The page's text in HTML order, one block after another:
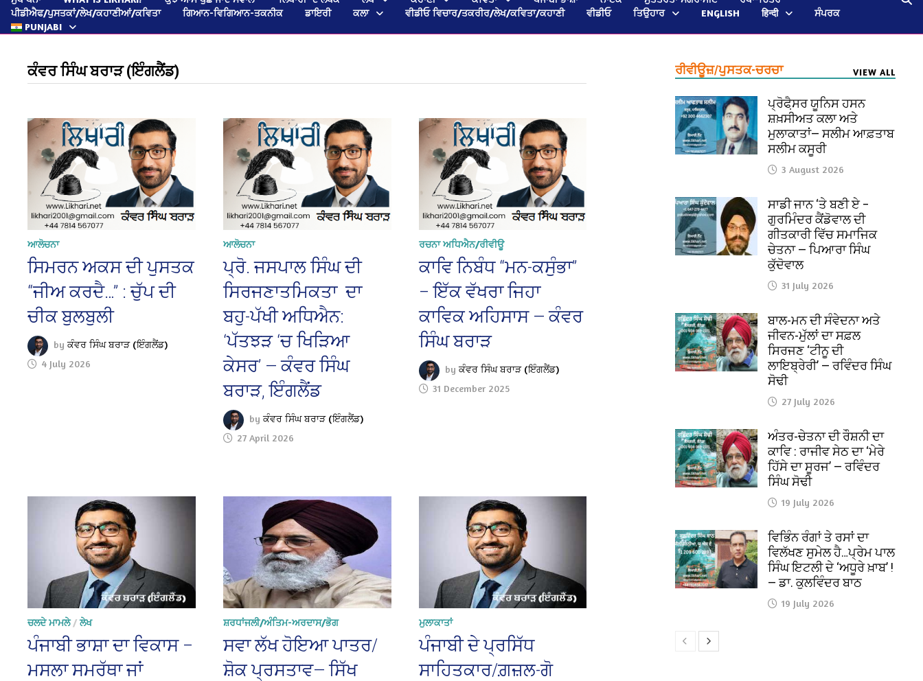
ਪੀਡੀਐਫ/ਪੁਸਤਕਾਂ/ਲੇਖ/ਕਹਾਣੀਆਂ/ਕਵਿਤਾ
ਗਿਆਨ-ਵਿਗਿਆਨ-ਤਕਨੀਕ ਡਾਇਰੀ ਕਲਾ ਵੀਡੀਓ ਵਿਚਾਰ/ਤਕਰੀਰ/ਲੇਖ/ਕਵਿਤਾ/ਕਹਾਣੀ ਵੀਡੀਓ ਤਿਉਹਾਰ ENGLISH हिन्दी
ਸੰਪਰਕ
PUNJABI
ਕੰਵਰ ਸਿੰਘ ਬਰਾੜ (ਇੰਗਲੈਂਡ)
ਆਲੋਚਨਾ
ਸਿਮਰਨ ਅਕਸ ਦੀ ਪੁਸਤਕ
“ਜੀਅ ਕਰਦੈ…” : ਚੁੱਪ ਦੀ
ਚੀਕ ਬੁਲਬੁਲੀ
byਕੰਵਰ ਸਿੰਘ ਬਰਾੜ (ਇੰਗਲੈਂਡ)
4 July 2026
ਆਲੋਚਨਾ
ਪ੍ਰੋ. ਜਸਪਾਲ ਸਿੰਘ ਦੀ
ਸਿਰਜਣਾਤਮਿਕਤਾ ਦਾ
ਬਹੁ-ਪੱਖੀ ਅਧਿਐਨ:
‘ਪੱਤਝੜ ‘ਚ ਖਿੜਿਆ
ਕੇਸਰ’ — ਕੰਵਰ ਸਿੰਘ
ਬਰਾੜ, ਇੰਗਲੈਂਡ
byਕੰਵਰ ਸਿੰਘ ਬਰਾੜ (ਇੰਗਲੈਂਡ)
27 April 2026
ਰਚਨਾ ਅਧਿਐਨ/ਰੀਵੀਊ
ਕਾਵਿ ਨਿਬੰਧ “ਮਨ-ਕਸੁੰਭਾ”
– ਇੱਕ ਵੱਖਰਾ ਜਿਹਾ
ਕਾਵਿਕ ਅਹਿਸਾਸ — ਕੰਵਰ
ਸਿੰਘ ਬਰਾੜ
byਕੰਵਰ ਸਿੰਘ ਬਰਾੜ (ਇੰਗਲੈਂਡ)
31 December 2025
ਚਲਦੇ ਮਾਮਲੇ/ਲੇਖ
ਪੰਜਾਬੀ ਭਾਸ਼ਾ ਦਾ ਵਿਕਾਸ –
ਮਸਲਾ ਸਮਰੱਥਾ ਜਾਂ
ਸ਼ਰਧਾਂਜਲੀ/ਅੰਤਿਮ-ਅਰਦਾਸ/ਭੋਗ
ਸਵਾ ਲੱਖ ਹੋਇਆ ਪਾਤਰ/
ਸ਼ੋਕ ਪ੍ਰਸਤਾਵ— ਸਿੱਖ
ਮੁਲਾਕਾਤਾਂ
ਪੰਜਾਬੀ ਦੇ ਪ੍ਰਸਿੱਧ
ਸਾਹਿਤਕਾਰ/ਗ਼ਜ਼ਲ-ਗੋ
ਰੀਵੀਊਜ਼/ਪੁਸਤਕ-ਚਰਚਾ VIEW ALL
ਪ੍ਰੋਫੈ਼ਸਰ ਯੂਨਿਸ ਹਸਨ
ਸ਼ਖ਼ਸੀਅਤ ਕਲਾ ਅਤੇ
ਮੁਲਾਕਾਤਾਂ— ਸਲੀਮ ਆਫ਼ਤਾਬ
ਸਲੀਮ ਕਸੂਰੀ
3 August 2026
ਸਾਡੀ ਜਾਨ ‘ਤੇ ਬਣੀ ਏ –
ਗੁਰਮਿੰਦਰ ਕੈਂਡੋਵਾਲ ਦੀ
ਗੀਤਕਾਰੀ ਵਿੱਚ ਸਮਾਜਿਕ
ਚੇਤਨਾ — ਪਿਆਰਾ ਸਿੰਘ
ਕੁੱਦੋਵਾਲ
31 July 2026
ਬਾਲ-ਮਨ ਦੀ ਸੰਵੇਦਨਾ ਅਤੇ
ਜੀਵਨ-ਮੁੱਲਾਂ ਦਾ ਸਫ਼ਲ
ਸਿਰਜਣ ‘ਟੀਨੂ ਦੀ
ਲਾਇਬ੍ਰੇਰੀ’ — ਰਵਿੰਦਰ ਸਿੰਘ
ਸੋਢੀ
27 July 2026
ਅੰਤਰ-ਚੇਤਨਾ ਦੀ ਰੌਸ਼ਨੀ ਦਾ
ਕਾਵਿ : ਰਾਜੀਵ ਸੇਠ ਦਾ ‘ਮੇਰੇ
ਹਿੱਸੇ ਦਾ ਸੂਰਜ’ — ਰਵਿੰਦਰ
ਸਿੰਘ ਸੋਢੀ
19 July 2026
ਵਿਭਿੰਨ ਰੰਗਾਂ ਤੇ ਰਸਾਂ ਦਾ
ਵਿਲੱਖਣ ਸੁਮੇਲ ਹੈ…ਪ੍ਰੇਮ ਪਾਲ
ਸਿੰਘ ਇਟਲੀ ਦੇ ‘ਅਧੂਰੇ ਖ਼ਾਬ’ !
— ਡਾ. ਕੁਲਵਿੰਦਰ ਬਾਠ
19 July 2026